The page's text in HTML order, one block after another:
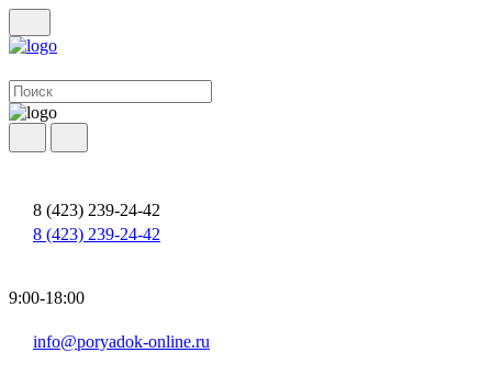
8 (423) 239-24-42
8 (423) 239-24-42
9:00-18:00
info@poryadok-online.ru